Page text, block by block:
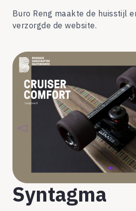
Buro Reng maakte de huisstijl
verzorgde de website.
Syntagma